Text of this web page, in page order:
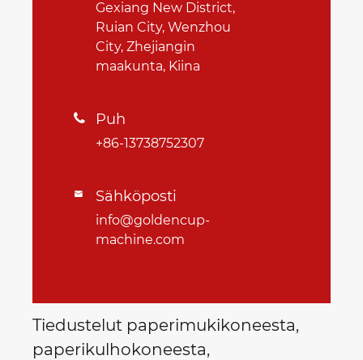
Gexiang New District,
Ruian City, Wenzhou
City, Zhejiangin
maakunta, Kiina
 Puh
+86-13738752307
 Sähköposti
info@goldencup-
machine.com
Tiedustelut paperimukikoneesta,
paperikulhokoneesta,